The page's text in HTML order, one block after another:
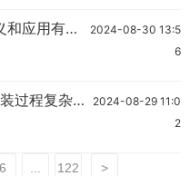
应用有哪
2024-08-30 13:5
6
过程复杂性
2024-08-29 11:0
2
6 122 >